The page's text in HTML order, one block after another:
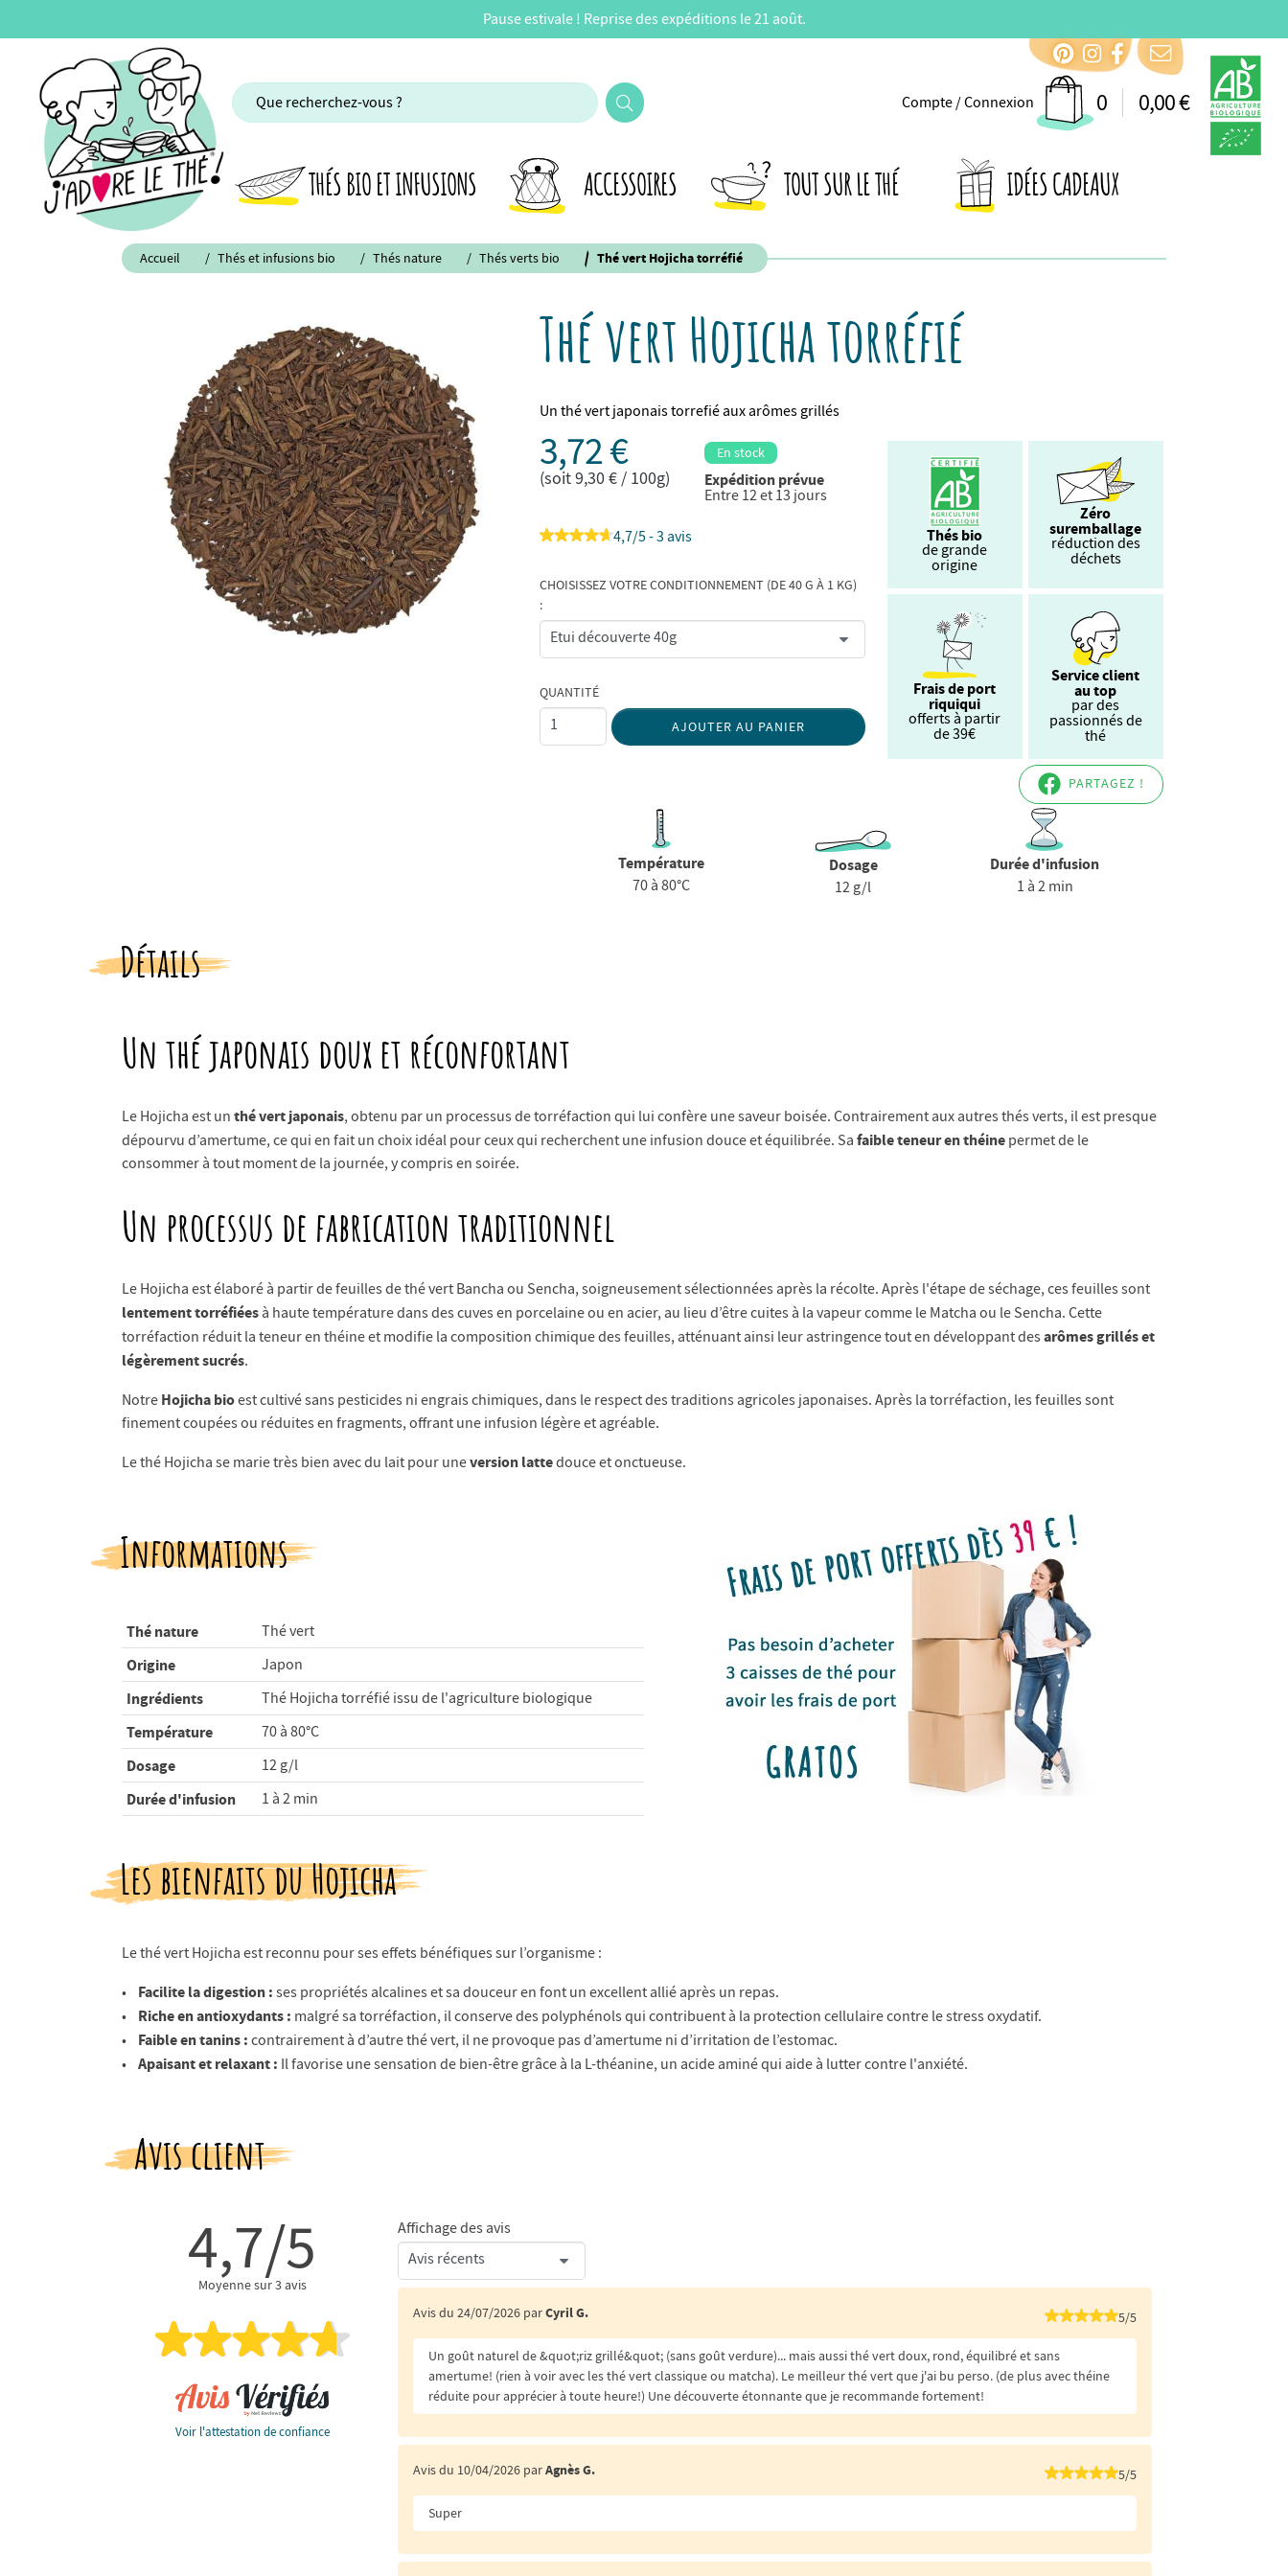
Pause estivale ! Reprise des expéditions le 21 août.
Compte / Connexion 0 0,00 €
THÉS BIO ET INFUSIONS ACCESSOIRES TOUT SUR LE THÉ IDÉES CADEAUX
Accueil Thés et infusions bio Thés nature Thés verts bio Thé vert Hojicha torréfié
Thé vert Hojicha torréfié
Un thé vert japonais torrefié aux arômes grillés
3,72 €
(soit 9,30 € / 100g)
En stock
Expédition prévue
Entre 12 et 13 jours
4,7/5 - 3 avis
CHOISISSEZ VOTRE CONDITIONNEMENT (DE 40 G À 1 KG)
:
QUANTITÉ
AJOUTER AU PANIER
Thés bio
de grande
origine
Zéro
suremballage
réduction des
déchets
Frais de port
riquiqui
offerts à partir
de 39€
Service client
au top
par des
passionnés de
thé
PARTAGEZ !
Température
70 à 80°C
Dosage
12 g/l
Durée d'infusion
1 à 2 min
Détails
Un thé japonais doux et réconfortant
Le Hojicha est un thé vert japonais, obtenu par un processus de torréfaction qui lui confère une saveur boisée. Contrairement aux autres thés verts, il est presque
dépourvu d’amertume, ce qui en fait un choix idéal pour ceux qui recherchent une infusion douce et équilibrée. Sa faible teneur en théine permet de le
consommer à tout moment de la journée, y compris en soirée.
Un processus de fabrication traditionnel
Le Hojicha est élaboré à partir de feuilles de thé vert Bancha ou Sencha, soigneusement sélectionnées après la récolte. Après l'étape de séchage, ces feuilles sont
lentement torréfiées à haute température dans des cuves en porcelaine ou en acier, au lieu d’être cuites à la vapeur comme le Matcha ou le Sencha. Cette
torréfaction réduit la teneur en théine et modifie la composition chimique des feuilles, atténuant ainsi leur astringence tout en développant desarômes grillés et
légèrement sucrés.
Notre Hojicha bioest cultivé sans pesticides ni engrais chimiques, dans le respect des traditions agricoles japonaises. Après la torréfaction, les feuilles sont
finement coupées ou réduites en fragments, offrant une infusion légère et agréable.
Le thé Hojicha se marie très bien avec du lait pour uneversion lattedouce et onctueuse.
Informations
Thé nature
Thé vert
Origine
Japon
Ingrédients
Thé Hojicha torréfié issu de l'agriculture biologique
Température
70 à 80°C
Dosage
12 g/l
Durée d'infusion
1 à 2 min
Les bienfaits du Hojicha
Le thé vert Hojicha est reconnu pour ses effets bénéfiques sur l’organisme :
• Facilite la digestion : ses propriétés alcalines et sa douceur en font un excellent allié après un repas.
• Riche en antioxydants : malgré sa torréfaction, il conserve des polyphénols qui contribuent à la protection cellulaire contre le stress oxydatif.
• Faible en tanins : contrairement à d’autre thé vert, il ne provoque pas d’amertume ni d’irritation de l’estomac.
• Apaisant et relaxant : Il favorise une sensation de bien-être grâce à la L-théanine, un acide aminé qui aide à lutter contre l'anxiété.
Avis client
4,7/5
Moyenne sur 3 avis
Voir l'attestation de confiance
Affichage des avis
Avis du 24/07/2026 parCyril G. 5/5
Un goût naturel de &quot;riz grillé&quot; (sans goût verdure)... mais aussi thé vert doux, rond, équilibré et sans
amertume! (rien à voir avec les thé vert classique ou matcha). Le meilleur thé vert que j'ai bu perso. (de plus avec théine
réduite pour apprécier à toute heure!) Une découverte étonnante que je recommande fortement!
Avis du 10/04/2026 parAgnès G. 5/5
Super